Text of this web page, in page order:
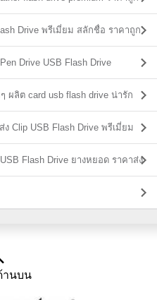
Drive พรีเมี่ยม สลักชื่อ ราคาถูก
Drive USB Flash Drive
ผลิต card usb flash drive น่ารัก
Clip USB Flash Drive พรีเมี่ยม
Flash Drive ยางหยอด ราคาส่ง
านบน